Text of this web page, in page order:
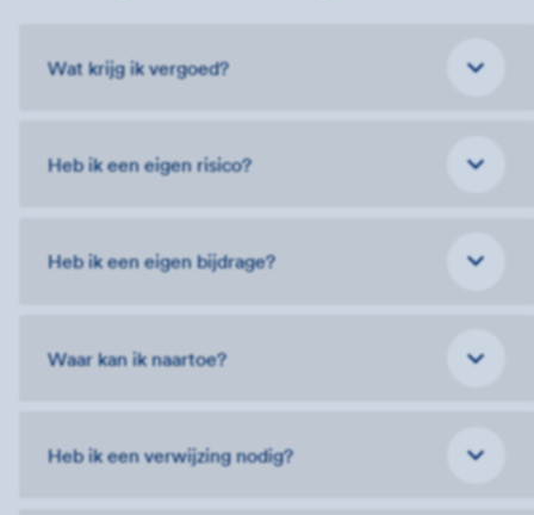
Wat krijg ik vergoed?
Heb ik een eigen risico?
Heb ik een eigen bijdrage?
Waar kan ik naartoe?
Heb ik een verwijzing nodig?